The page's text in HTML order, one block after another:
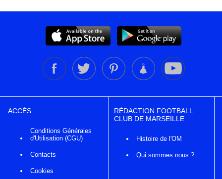
ACCÈS
Conditions Générales
d'Utilisation (CGU)
Contacts
Cookies
RÉDACTION FOOTBALL
CLUB DE MARSEILLE
Histoire de l'OM
Qui sommes nous ?